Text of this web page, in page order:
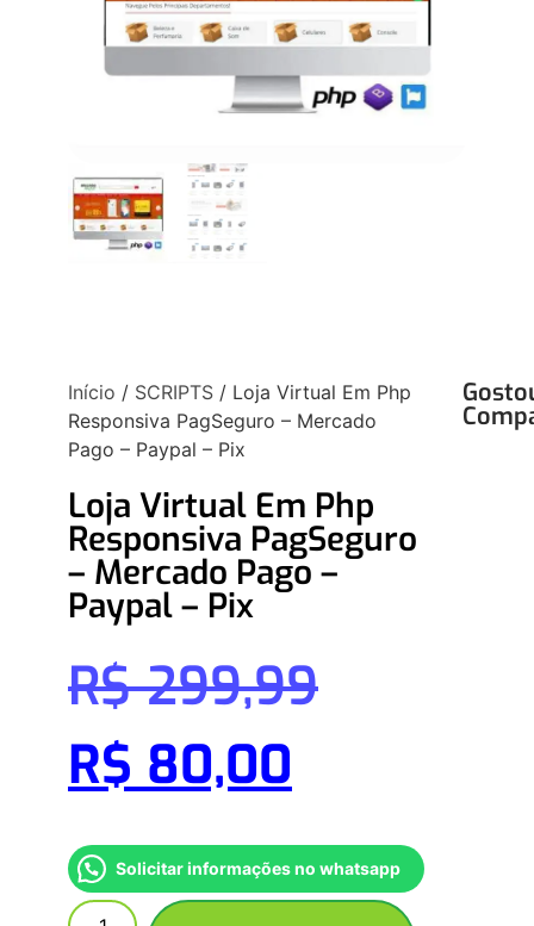
Início / SCRIPTS / Loja Virtual Em Php
Responsiva PagSeguro – Mercado
Pago – Paypal – Pix
Loja Virtual Em Php
Responsiva PagSeguro
– Mercado Pago –
Paypal – Pix
R$299,99
R$ 80,00
Solicitar informações no whatsapp